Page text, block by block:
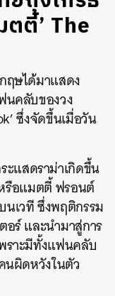
ตี้’ The
ฤษได้มาแสดง
นคลับของวง
ซึ่งจัดขึ้นเมื่อวัน
แสดราม่าเกิดขึ้น
รือแมตตี้ ฟรอนต์
เวที ซึ่งพฤติกรรม
ร์ และนำมาสู่การ
ราะมีทั้งแฟนคลับ
นผิดหวังในตัว